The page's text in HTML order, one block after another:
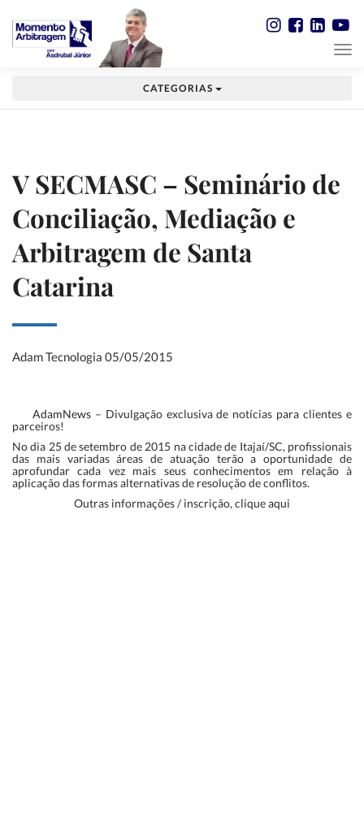
CATEGORIAS
V SECMASC – Seminário de
Conciliação, Mediação e
Arbitragem de Santa
Catarina
Adam Tecnologia 05/05/2015
AdamNews– Divulgação exclusiva de notícias para clientes e
parceiros!
No dia 25 de setembro de 2015 na cidade de Itajaí/SC, profissionais
das mais variadas áreas de atuação terão a oportunidade de
aprofundar cada vez mais seus conhecimentos em relação à
aplicação das formas alternativas de resolução de conflitos.
Outras informações / inscrição, cliqueaqui